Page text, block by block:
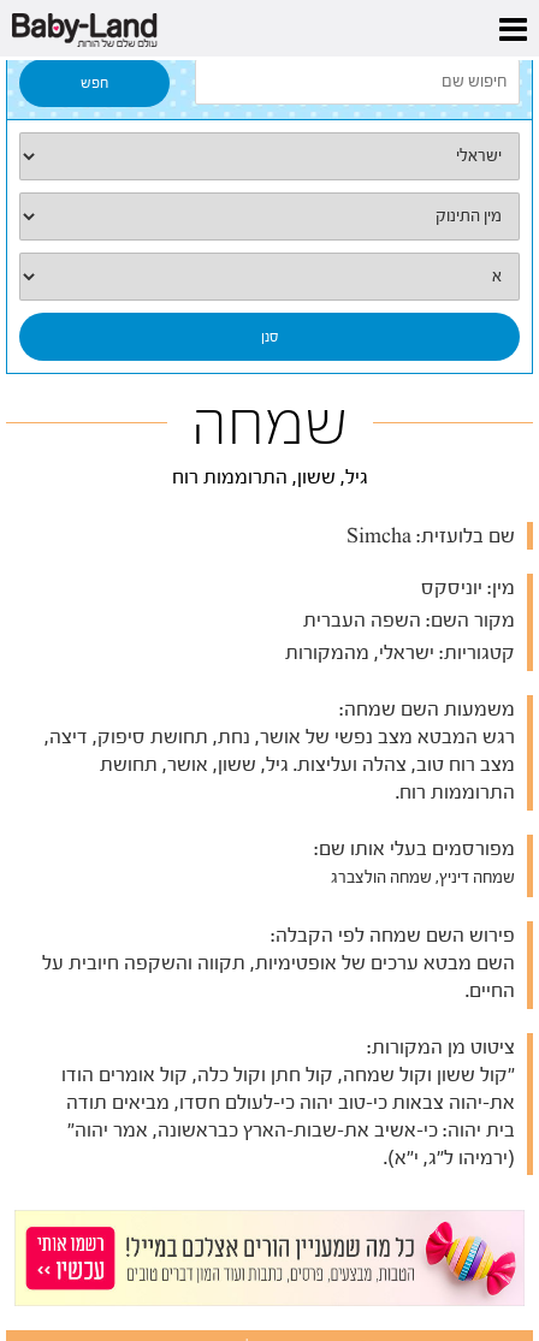
דף הבית
שמחה
גיל, ששון, התרוממות רוח
שם בלועזית:
מין: יוניסקס
מקור השם: השפה העברית
קטגוריות: ישראלי, מהמקורות
משמעות השם שמחה:
רגש המבטא מצב נפשי של אושר, נחת, תחושת סיפוק, דיצה,
מצב רוח טוב, צהלה ועליצות. גיל, ששון, אושר, תחושת
התרוממות רוח.
מפורסמים בעלי אותו שם:
שמחה דיניץ, שמחה הולצברג
פירוש השם שמחה לפי הקבלה:
השם מבטא ערכים של אופטימיות, תקווה והשקפה חיובית על
החיים.
ציטוט מן המקורות:
"קול ששון וקול שמחה, קול חתן וקול כלה, קול אומרים הודו
את-יהוה צבאות כי-טוב יהוה כי-לעולם חסדו, מביאים תודה
בית יהוה: כי-אשיב את-שבות-הארץ כבראשונה, אמר יהוה"
(ירמיהו ל"ג, י"א).